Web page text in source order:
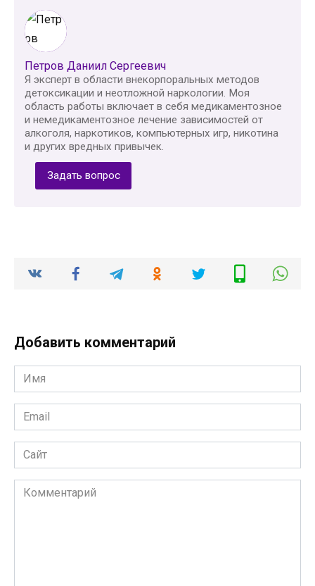
Петров Даниил Сергеевич
Я эксперт в области внекорпоральных методов
детоксикации и неотложной наркологии. Моя
область работы включает в себя медикаментозное
и немедикаментозное лечение зависимостей от
алкоголя, наркотиков, компьютерных игр, никотина
и других вредных привычек.
Задать вопрос
Добавить комментарий
Имя
*
Email
*
Сайт
Комментарий